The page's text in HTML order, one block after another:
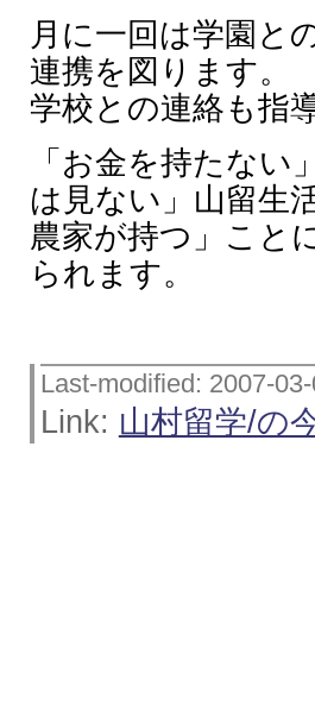
月に一回は学園と
連携を図ります。
学校との連絡も指
「お金を持たな
は見ない」山留生
農家が持つ」こと
られます。
Last-modified: 2007-
Link: 山村留学/の